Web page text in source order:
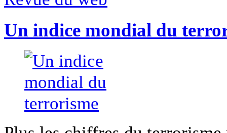
Un indice mondial du